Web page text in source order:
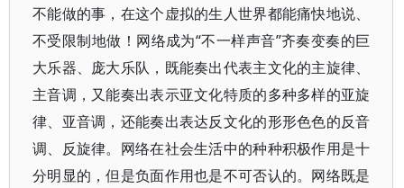
不能做的事，在这个虚拟的生人世界都能痛快地说、
不受限制地做！网络成为“不一样声音”齐奏变奏的巨
大乐器、庞大乐队，既能奏出代表主文化的主旋律、
主音调，又能奏出表示亚文化特质的多种多样的亚旋
律、亚音调，还能奏出表达反文化的形形色色的反音
调、反旋律。网络在社会生活中的种种积极作用是十
分明显的，但是负面作用也是不可否认的。网络既是